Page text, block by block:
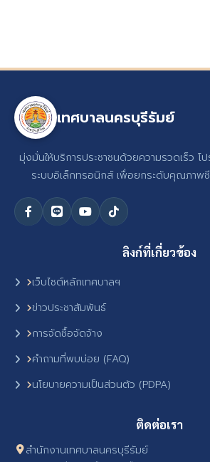
เทศบาลนครบุรีรัมย์
มุ่งมั่นให้บริการประชาชนด้วยความรวดเร็ว โ
ระบบอิเล็กทรอนิกส์ เพื่อยกระดับคุณภาพ
ลิงก์ที่เกี่ยวข้อง
เว็บไซต์หลักเทศบาลฯ
ข่าวประชาสัมพันธ์
การจัดซื้อจัดจ้าง
คำถามที่พบบ่อย (FAQ)
นโยบายความเป็นส่วนตัว (PDPA)
ติดต่อเรา
สำนักงานเทศบาลนครบุรีรัมย์